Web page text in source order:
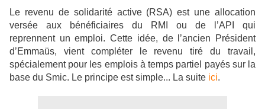
Le revenu de solidarité active (RSA) est une allocation
versée aux bénéficiaires du RMI ou de l’API qui
reprennent un emploi. Cette idée, de l’ancien Président
d’Emmaüs, vient compléter le revenu tiré du travail,
spécialement pour les emplois à temps partiel payés sur la
base du Smic. Le principe est simple... La suite ici.